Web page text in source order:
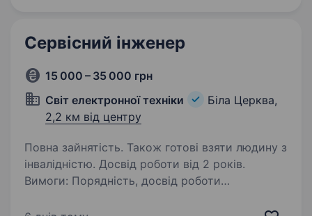
Сервісний інженер
15 000 – 35 000 грн
Світ електронної техніки
Біла Церква,
2,2 км від центру
Повна зайнятість. Також готові взяти людину з
інвалідністю. Досвід роботи від 2 років.
Вимоги: Порядність, досвід роботи